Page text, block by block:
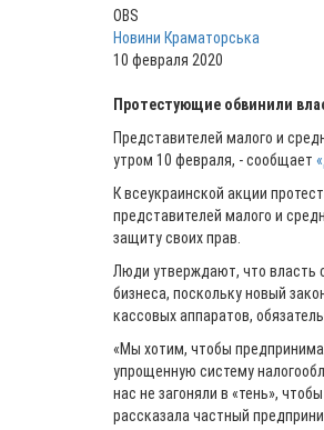
OBS
Новини Краматорська
10 февраля 2020
Протестующие обвинили
Представителей малого и
утром 10 февраля, - сообщает
К всеукраинской акции
представителей малого и
защиту своих прав.
Люди утверждают, что власть
бизнеса, поскольку новый
кассовых аппаратов,
«Мы хотим, чтобы
упрощенную систему
нас не загоняли в «тень»,
рассказала частный